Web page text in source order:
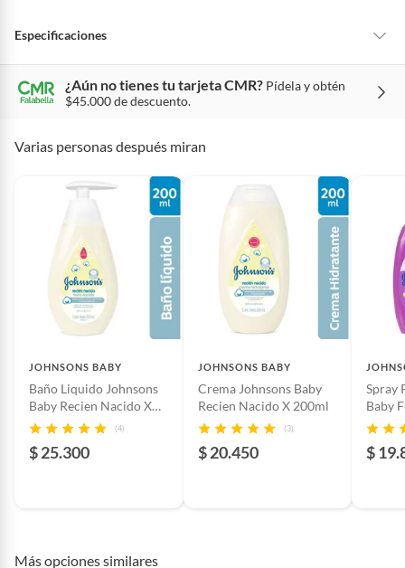
Especificaciones
Condicion del
producto
Nuevo
para bebé
Registro INVIMA NSOC50024-12CO
¿Aún no tienes tu tarjeta CMR? Pídela y obtén
$45.000 de descuento.
Varias personas después miran
JOHNSONS BABY
Baño Liquido Johnsons
Baby Recien Nacido X
200ml
(4)
$ 25.300
JOHNSONS BABY
Crema Johnsons Baby
Recien Nacido X 200ml
(3)
$ 20.450
Spray
Baby
X
$
Más opciones similares